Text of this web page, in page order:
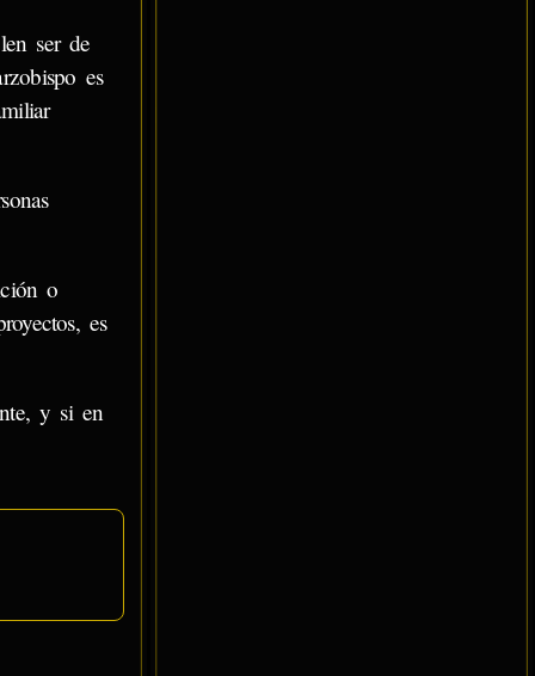
ser de
es
o
es
y si en